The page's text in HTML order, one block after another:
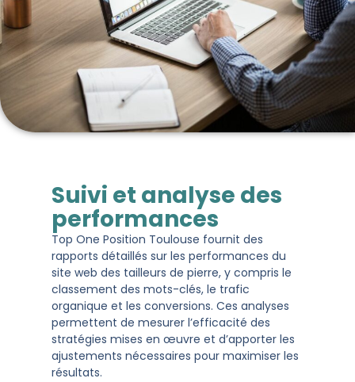
Suivi et analyse des
performances
Top One Position Toulouse fournit des
rapports détaillés sur les performances du
site web des tailleurs de pierre, y compris le
classement des mots-clés, le trafic
organique et les conversions. Ces analyses
permettent de mesurer l’efficacité des
stratégies mises en œuvre et d’apporter les
ajustements nécessaires pour maximiser les
résultats.